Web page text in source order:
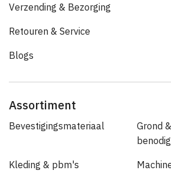
Verzending & Bezorging
Retouren & Service
Blogs
Assortiment
Bevestigingsmateriaal
Grond
Kleding & pbm's